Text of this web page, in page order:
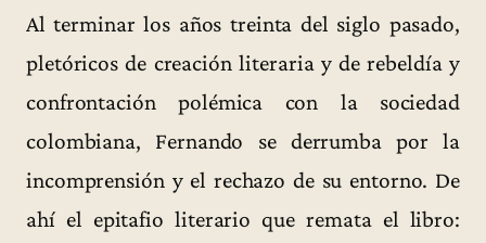
Al terminar los años treinta del siglo pasado,
pletóricos de creación literaria y de rebeldía y
confrontación polémica con la sociedad
colombiana, Fernando se derrumba por la
incomprensión y el rechazo de su entorno. De
ahí el epitafio literario que remata el libro: